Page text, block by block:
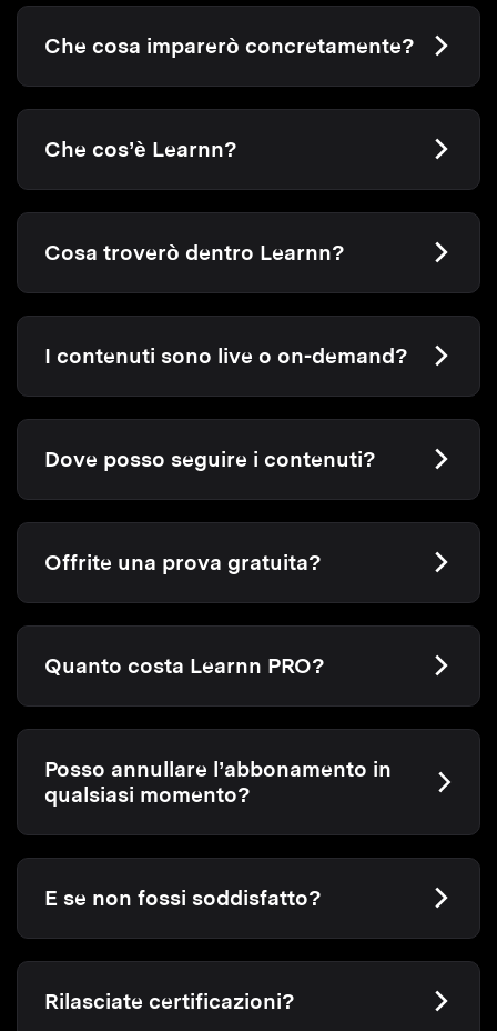
Che cosa imparerò concretamente?
Che cos’è Learnn?
Cosa troverò dentro Learnn?
I contenuti sono live o on-demand?
Dove posso seguire i contenuti?
Offrite una prova gratuita?
Quanto costa Learnn PRO?
Posso annullare l’abbonamento in
qualsiasi momento?
E se non fossi soddisfatto?
Rilasciate certificazioni?